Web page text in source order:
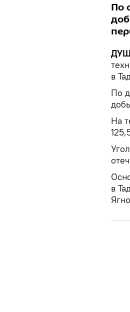
По
в
По
На
в